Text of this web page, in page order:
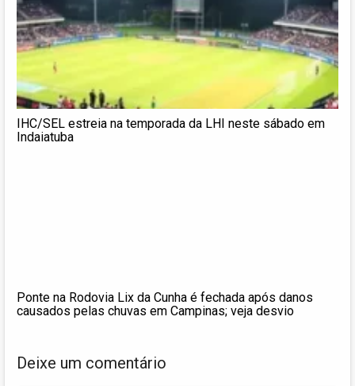
IHC/SEL estreia na temporada da LHI neste sábado em
Indaiatuba
Ponte na Rodovia Lix da Cunha é fechada após danos
causados pelas chuvas em Campinas; veja desvio
Deixe um comentário